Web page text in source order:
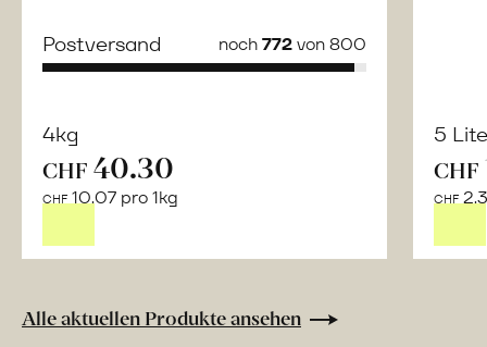
Postversand noch772von 800
4kg
CHF 40.30
CHF 10.07 pro 1kg
erfahren
5
CHF
CHF
Alle aktuellen Produkte ansehen